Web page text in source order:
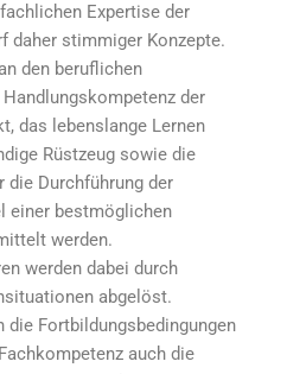
Expertise der
daher stimmiger Konzepte.
den beruflichen
der
das lebenslange Lernen
Rüstzeug sowie die
die Durchführung der
einer bestmöglichen
werden.
werden dabei durch
abgelöst.
die Fortbildungsbedingungen
auch die